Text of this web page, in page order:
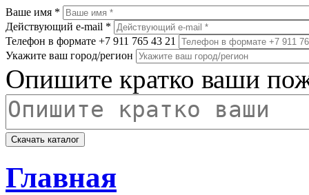
Ваше имя *
Действующий e-mail *
Телефон в формате +7 911 765 43 21
Укажите ваш город/регион
Опишите кратко ваши
Главная